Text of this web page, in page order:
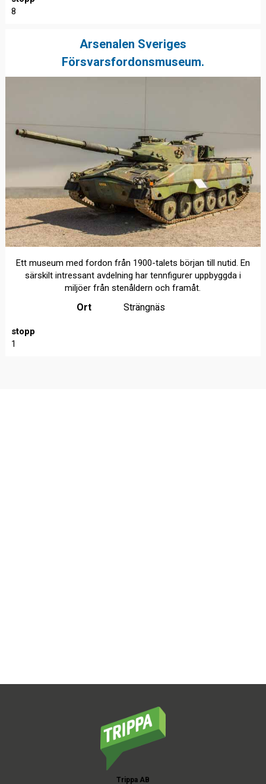
8
Arsenalen Sveriges
Försvarsfordonsmuseum.
Ett museum med fordon från 1900-talets början till nutid. En
särskilt intressant avdelning har tennfigurer uppbyggda i
miljöer från stenåldern och framåt.
Ort Strängnäs
stopp
1
Trippa AB